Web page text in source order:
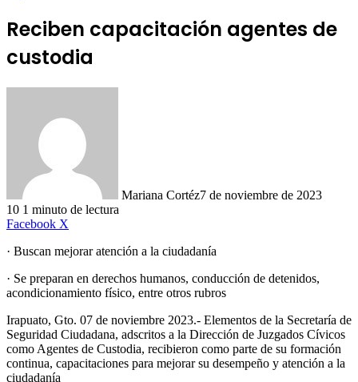
Reciben capacitación agentes de
custodia
Mariana Cortéz7 de noviembre de 2023
10 1 minuto de lectura
Facebook X
· Buscan mejorar atención a la ciudadanía
· Se preparan en derechos humanos, conducción de detenidos,
acondicionamiento físico, entre otros rubros
Irapuato, Gto. 07 de noviembre 2023.- Elementos de la Secretaría de
Seguridad Ciudadana, adscritos a la Dirección de Juzgados Cívicos
como Agentes de Custodia, recibieron como parte de su formación
continua, capacitaciones para mejorar su desempeño y atención a la
ciudadanía